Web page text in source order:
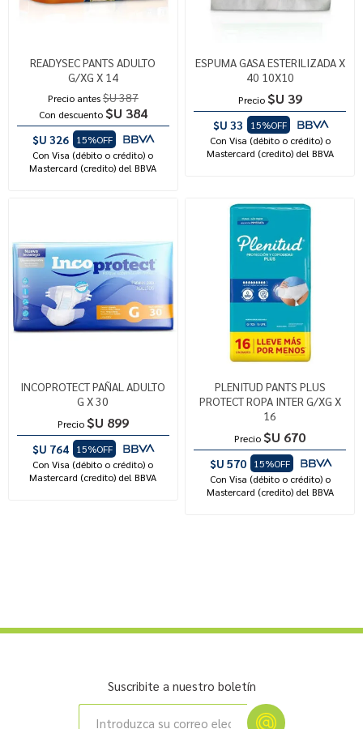
READYSEC PANTS ADULTO
G/XG X 14
Precio antes$U 387
Con descuento $U 384
$U 326
15%OFF
Con Visa (débito o crédito) o
Mastercard (credito) del BBVA
ESPUMA GASA ESTERILIZADA X
40 10X10
Precio $U 39
$U 33
15%OFF
Con Visa (débito o crédito) o
Mastercard (credito) del BBVA
INCOPROTECT PAÑAL ADULTO
G X 30
Precio $U 899
$U 764
15%OFF
Con Visa (débito o crédito) o
Mastercard (credito) del BBVA
PLENITUD PANTS PLUS
PROTECT ROPA INTER G/XG X
16
Precio $U 670
$U 570
15%OFF
Con Visa (débito o crédito) o
Mastercard (credito) del BBVA
Suscribite a nuestro boletín